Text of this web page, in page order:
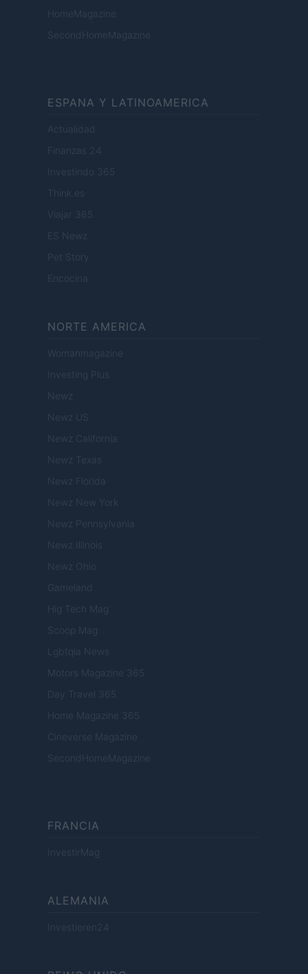
HomeMagazine
SecondHomeMagazine
ESPANA Y LATINOAMERICA
Actualidad
Finanzas 24
Investindo 365
Think.es
Viajar 365
ES Newz
Pet Story
Encocina
NORTE AMERICA
Womanmagazine
Investing Plus
Newz
Newz US
Newz California
Newz Texas
Newz Florida
Newz New York
Newz Pennsylvania
Newz Illinois
Newz Ohio
Gameland
Hig Tech Mag
Scoop Mag
Lgbtqia News
Motors Magazine 365
Day Travel 365
Home Magazine 365
Cineverse Magazine
SecondHomeMagazine
FRANCIA
InvestirMag
ALEMANIA
Investieren24